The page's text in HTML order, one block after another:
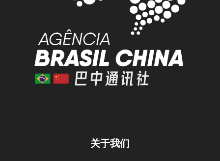
关于我们